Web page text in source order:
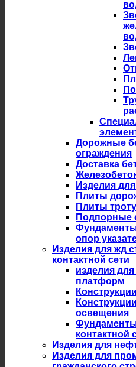
Дорожные
ограждения
Доставка
Изделия
Плиты
Плиты
Подпорные
опор
Изделия для жд
контактной сети
изделия
платформ
освещения
контактной
Изделия для
Изделия для